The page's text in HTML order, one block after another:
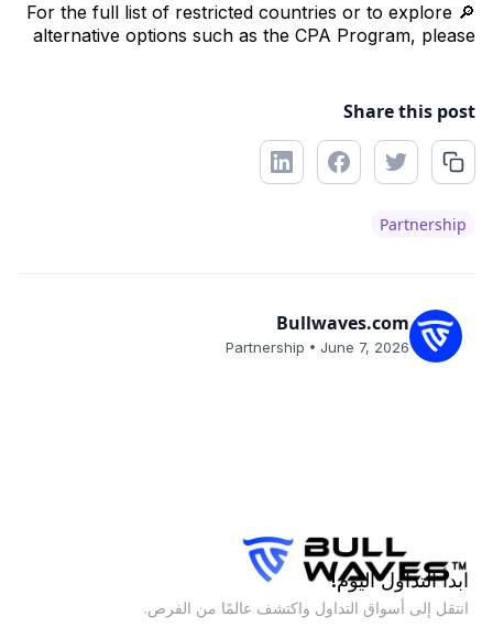
🔎 For the full list of restricted countries or to explore
alternative options such as the CPA Program, please
Share this post
Partnership
Bullwaves.com
June 7, 2026
•
Partnership
ابدأ التداول اليوم!
انتقل إلى أسواق التداول واكتشف عالمًا من الفرص.